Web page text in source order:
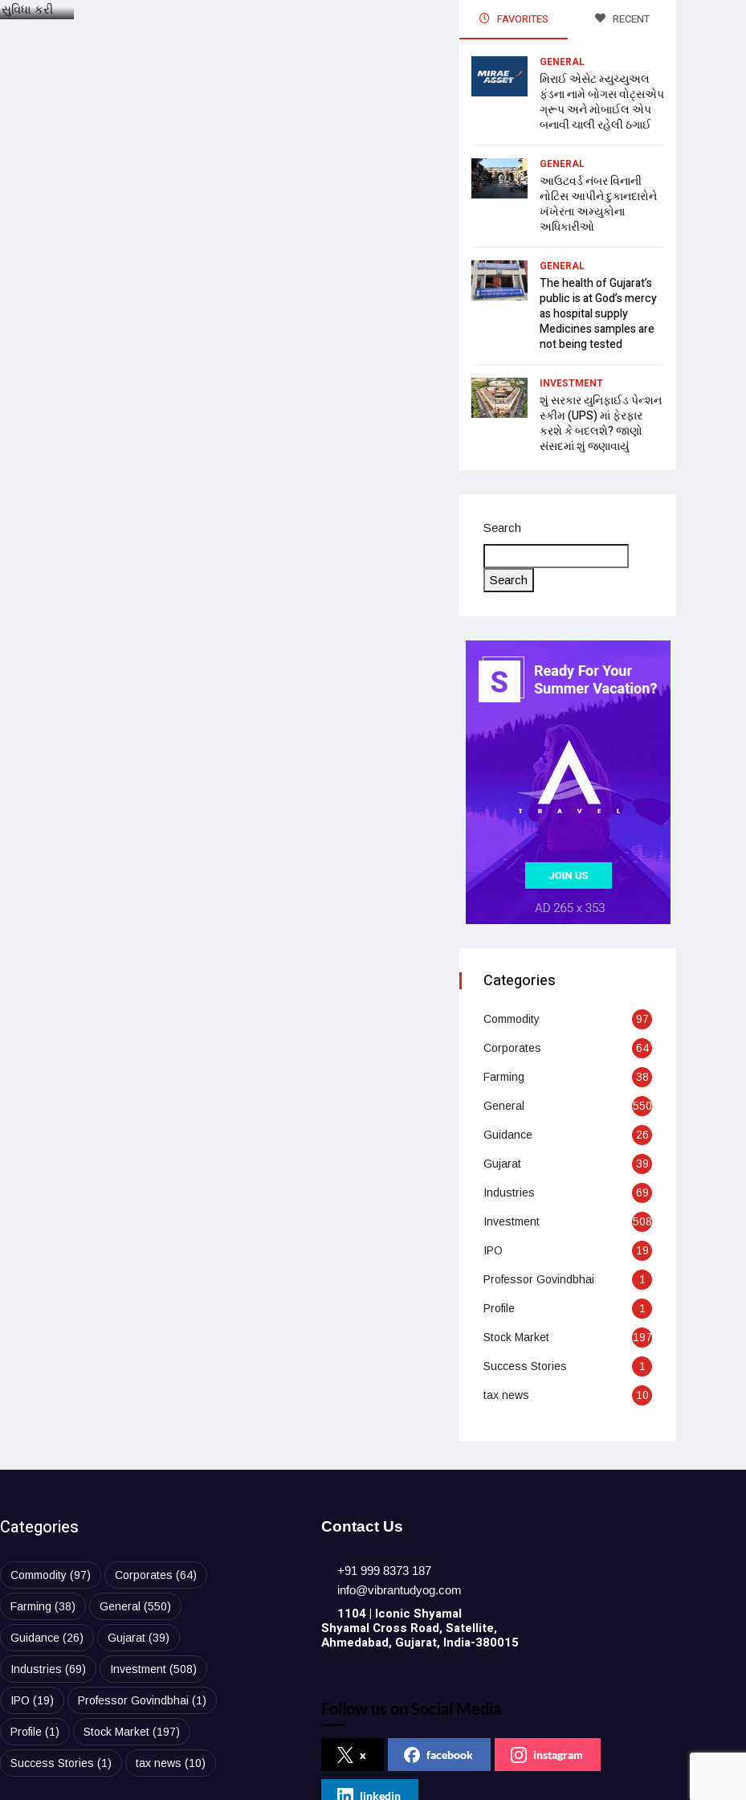
FAVORITES RECENT
GENERAL
મિરાઈ એસેટ મ્યુચ્યુઅલ
ફંડના નામે બોગસ વોટ્સએપ
ગ્રૂપ અને મોબાઈલ એપ
બનાવી ચાલી રહેલી ઠગાઈ
GENERAL
આઉટવર્ડ નંબર વિનાની
નોટિસ આપીને દુકાનદારોને
ખંખેરતા અમ્યુકોના
અધિકારીઓ
GENERAL
The health of Gujarat’s
public is at God’s mercy
as hospital supply
Medicines samples are
not being tested
INVESTMENT
શું સરકાર યુનિફાઈડ પેન્શન
સ્કીમ (UPS) માં ફેરફાર
કરશે કે બદલશે? જાણો
સંસદમાં શું જણાવાયું
Search
Search
Categories
Commodity 97
Corporates 64
Farming 38
General 550
Guidance 26
Gujarat 39
Industries 69
Investment 508
IPO 19
Professor Govindbhai 1
Profile 1
Stock Market 197
Success Stories 1
tax news 10
Categories
Commodity(97) Corporates (64)
Farming (38) General (550)
Guidance(26) Gujarat(39)
Industries (69) Investment(508)
IPO (19) Professor Govindbhai (1)
Profile(1) Stock Market(197)
Success Stories (1) tax news (10)
Contact Us
+91 999 8373 187
info@vibrantudyog.com
1104 | Iconic Shyamal
Shyamal Cross Road, Satellite,
Ahmedabad, Gujarat, India-380015
Follow us on Social Media
x facebook instagram
linkedin